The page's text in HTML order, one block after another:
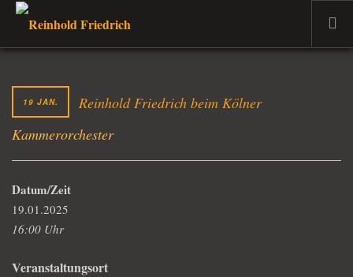
DER MUSIKER
VERKAUF
AKTUELLES
19 JAN.
Reinhold Friedrich beim Kölner
Kammerorchester
Datum/Zeit
19.01.2025
16:00 Uhr
Veranstaltungsort